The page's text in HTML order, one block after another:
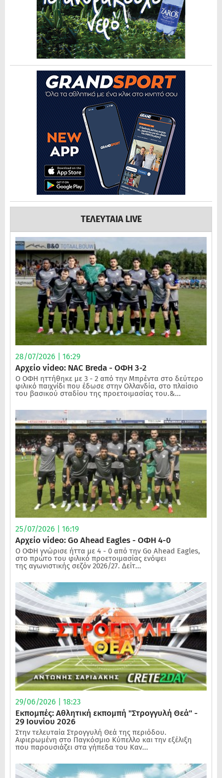
ΤΕΛΕΥΤΑΙΑ LIVE
28/07/2026 | 16:29
Αρχείο video: NAC Breda - ΟΦΗ 3-2
Ο ΟΦΗ ηττήθηκε με 3 - 2 από την Μπρέντα στο δεύτερο
φιλικό παιχνίδι που έδωσε στην Ολλανδία, στο πλαίσιο
του βασικού σταδίου της προετοιμασίας του.&...
25/07/2026 | 16:19
Αρχείο video: Go Ahead Eagles - ΟΦΗ 4-0
Ο ΟΦΗ γνώρισε ήττα με 4 - 0 από την Go Ahead Eagles,
στο πρώτο του φιλικό προετοιμασίας ενόψει
της αγωνιστικής σεζόν 2026/27. Δείτ...
29/06/2026 | 18:23
Εκπομπές: Αθλητική εκπομπή "Στρογγυλή Θεά" -
29 Ιουνίου 2026
Στην τελευταία Στρογγυλή Θεά της περιόδου.
Αφιερωμένη στο Παγκόσμιο Κύπελλο και την εξέλιξη
που παρουσιάζει στα γήπεδα του Καν...